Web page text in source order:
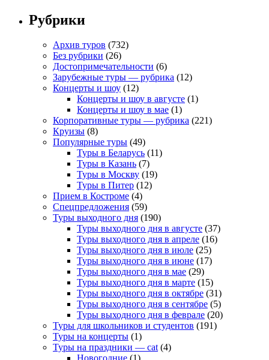
Рубрики
Архив туров (732)
Без рубрики (26)
Достопримечательности (6)
Зарубежные туры — рубрика (12)
Концерты и шоу (12)
Концерты и шоу в августе (1)
Концерты и шоу в мае (1)
Корпоративные туры — рубрика (221)
Круизы (8)
Популярные туры (49)
Туры в Беларусь (11)
Туры в Казань (7)
Туры в Москву (19)
Туры в Питер (12)
Прием в Костроме (4)
Спецпредложения (59)
Туры выходного дня (190)
Туры выходного дня в августе (37)
Туры выходного дня в апреле (16)
Туры выходного дня в июле (25)
Туры выходного дня в июне (17)
Туры выходного дня в мае (29)
Туры выходного дня в марте (15)
Туры выходного дня в октябре (31)
Туры выходного дня в сентябре (5)
Туры выходного дня в феврале (20)
Туры для школьников и студентов (191)
Туры на концерты (1)
Туры на праздники — cat(4)